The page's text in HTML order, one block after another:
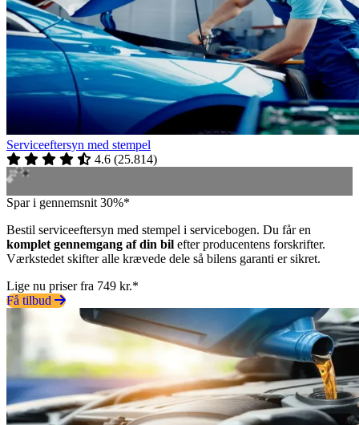
Serviceeftersyn med stempel
4.6 (25.814)
Spar i gennemsnit 30%*
Bestil serviceeftersyn med stempel i servicebogen. Du får en
komplet gennemgang af din bil efter producentens forskrifter.
Værkstedet skifter alle krævede dele så bilens garanti er sikret.
Lige nu priser fra 749 kr.*
Få tilbud